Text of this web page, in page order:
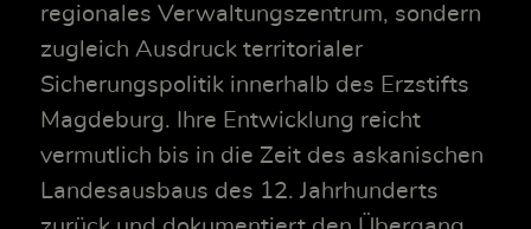
regionales Verwaltungszentrum, sondern
zugleich Ausdruck territorialer
Sicherungspolitik innerhalb des Erzstifts
Magdeburg. Ihre Entwicklung reicht
vermutlich bis in die Zeit des askanischen
Landesausbaus des 12. Jahrhunderts